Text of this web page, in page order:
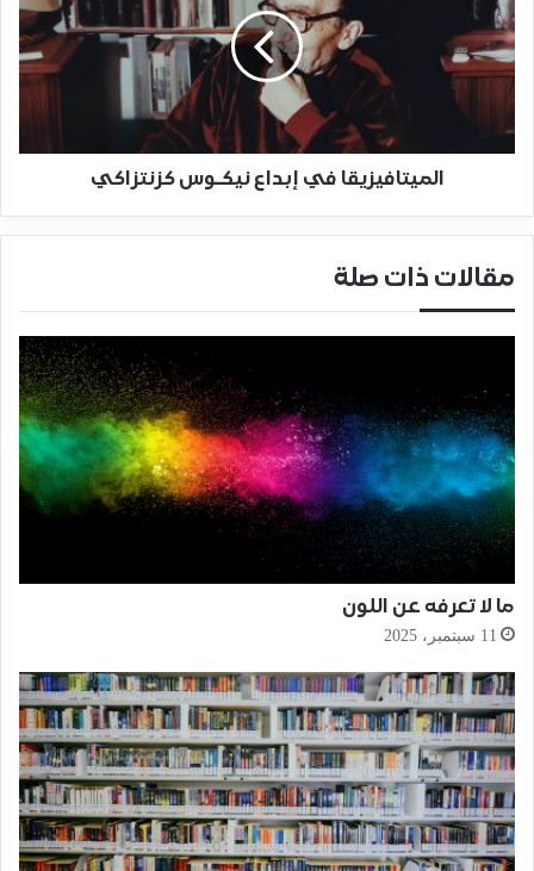
الميتافيزيقا في إبداع نيكـوس كزنتزاكي
مقالات ذات صلة
ما لا تعرفه عن اللون
11 سبتمبر، 2025